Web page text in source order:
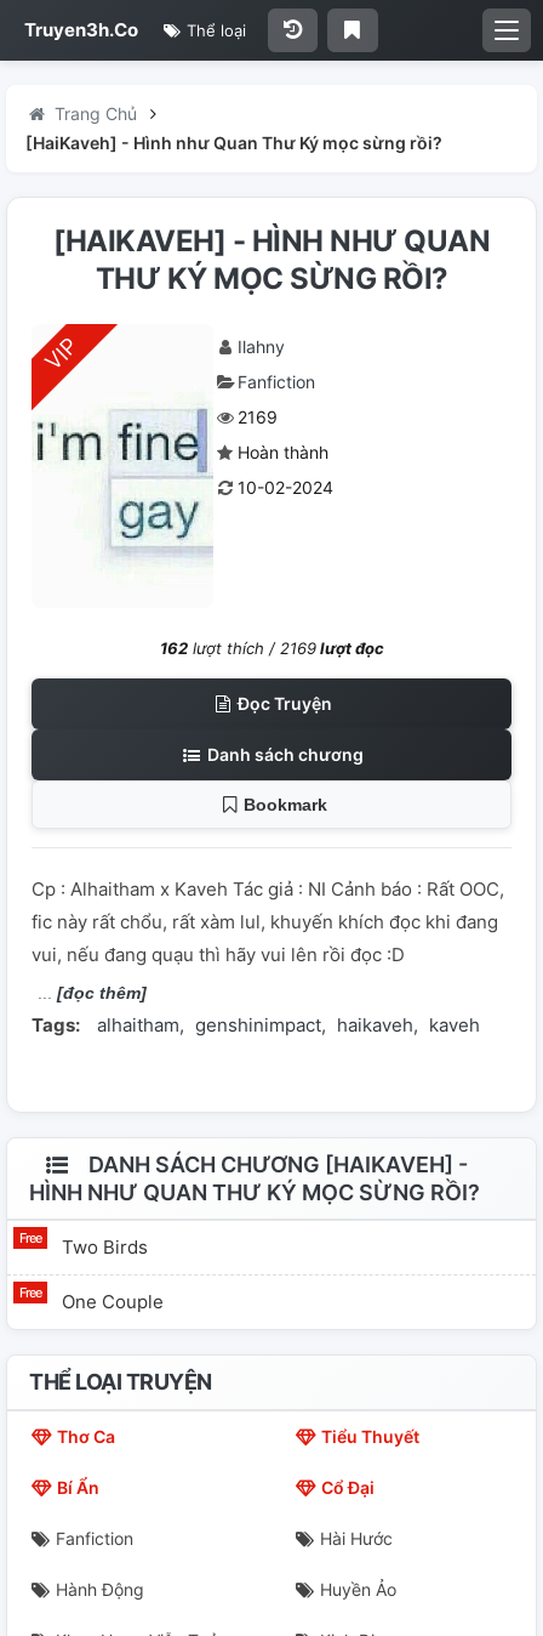
Truyen3h.Co Thể loại
Trang Chủ
[HaiKaveh] - Hình như Quan Thư Ký mọc sừng rồi?
[HAIKAVEH] - HÌNH NHƯ QUAN
THƯ KÝ MỌC SỪNG RỒI?
Ilahny
Fanfiction
2169
Hoàn thành
10-02-2024
162lượt thích /2169lượt đọc
Đọc Truyện
Danh sách chương
Bookmark
Cp : Alhaitham x Kaveh Tác giả : NI Cảnh báo : Rất OOC,
fic này rất chổu, rất xàm lul, khuyến khích đọc khi đang
vui, nếu đang quạu thì hãy vui lên rồi đọc :D
[đọc thêm]
Tags: alhaitham genshinimpact haikaveh kaveh
DANH SÁCH CHƯƠNG [HAIKAVEH] -
HÌNH NHƯ QUAN THƯ KÝ MỌC SỪNG RỒI?
Two Birds
One Couple
THỂ LOẠI TRUYỆN
Thơ Ca Tiểu Thuyết
Bí Ẩn Cổ Đại
Fanfiction Hài Hước
Hành Động Huyền Ảo